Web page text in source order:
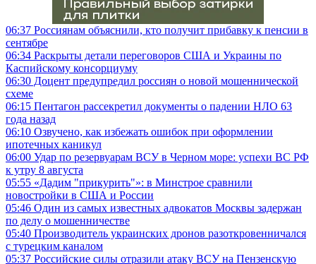
06:37 Россиянам объяснили, кто получит прибавку к пенсии в
сентябре
06:34 Раскрыты детали переговоров США и Украины по
Каспийскому консорциуму
06:30 Доцент предупредил россиян о новой мошеннической
схеме
06:15 Пентагон рассекретил документы о падении НЛО 63
года назад
06:10 Озвучено, как избежать ошибок при оформлении
ипотечных каникул
06:00 Удар по резервуарам ВСУ в Черном море: успехи ВС РФ
к утру 8 августа
05:55 «Дадим "прикурить"»: в Минстрое сравнили
новостройки в США и России
05:46 Один из самых известных адвокатов Москвы задержан
по делу о мошенничестве
05:40 Производитель украинских дронов разоткровенничался
с турецким каналом
05:37 Российские силы отразили атаку ВСУ на Пензенскую